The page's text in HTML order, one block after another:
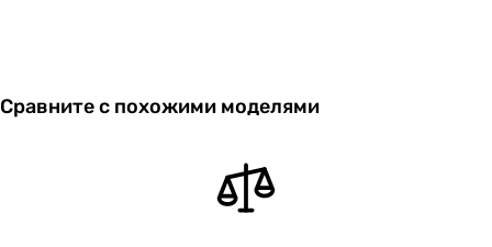
Сравните с похожими моделями